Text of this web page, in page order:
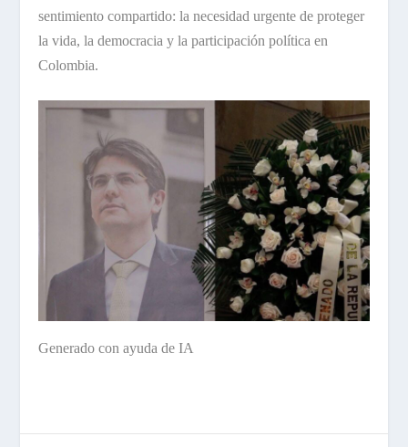
sentimiento compartido: la necesidad urgente de proteger
la vida, la democracia y la participación política en
Colombia.
Generado con ayuda de IA